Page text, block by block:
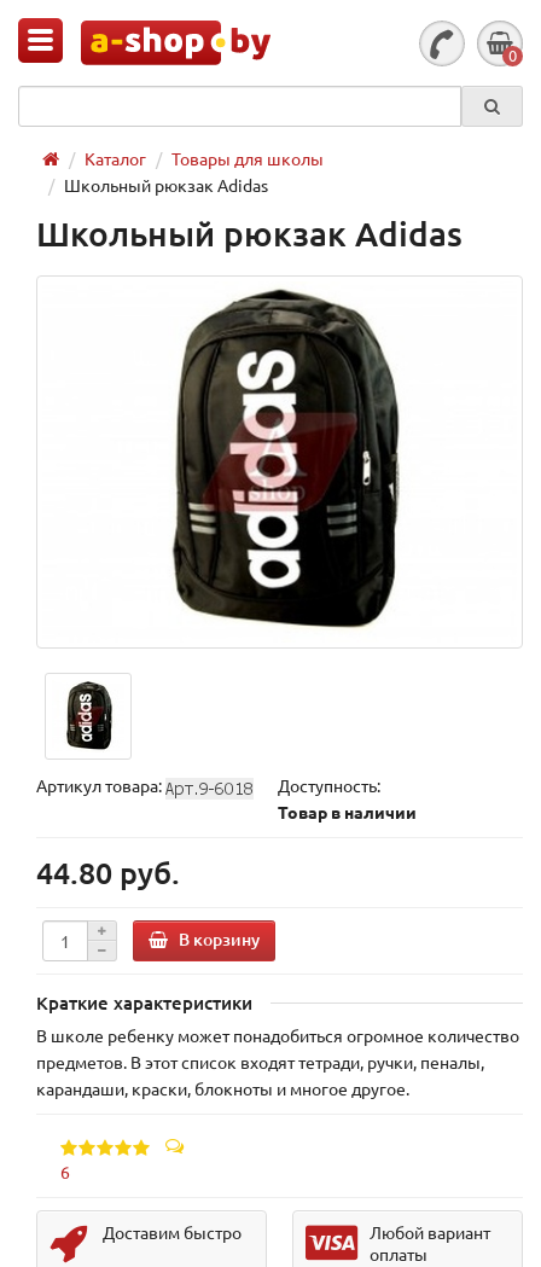
0
Каталог
Товары для школы
Школьный рюкзак Adidas
Школьный рюкзак Adidas
Артикул товара:
Доступность:
Товар в наличии
44.80 руб.
В корзину
Краткие характеристики
В школе ребенку может понадобиться огромное количество
предметов. В этот список входят тетради, ручки, пеналы,
карандаши, краски, блокноты и многое другое.
6
Доставим быстро
Любой вариант
оплаты